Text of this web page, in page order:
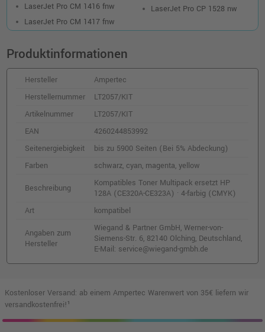
LaserJet Pro CM 1416 fnw
LaserJet Pro CM 1417 fnw
LaserJet Pro CP 1528 nw
Produktinformationen
Hersteller
Ampertec
Herstellernummer
LT2057/KIT
Artikelnummer
LT2057/KIT
EAN
4260244853992
Seitenergiebigkeit
bis zu 5900 Seiten (Bei 5% Abdeckung)
Farben
schwarz, cyan, magenta, yellow
Beschreibung
Kompatibles Toner Multipack ersetzt HP
128A (CE320A-CE323A) · 4-farbig (CMYK)
Art
kompatibel
Angaben zum
Hersteller
Wiegand & Partner GmbH, Werner-von-
Siemens-Str. 6, 82140 Olching, Deutschland,
E-Mail: service@wiegand-gmbh.de
Kostenloser Versand: ab einem Ampertec Warenwert von 35€ liefern wir
versandkostenfrei!¹